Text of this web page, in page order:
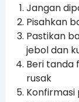
Jangan
Pisahkan
Pastikan
jebol dan
Beri tanda
rusak